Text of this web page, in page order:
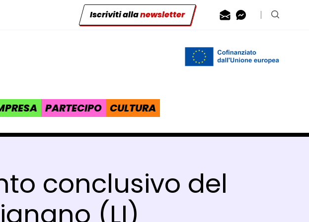
Iscriviti allanewsletter Contattaci via
Contattaci
Cerca
PARTECIPO CULTURA
conclusivo del
(LI)